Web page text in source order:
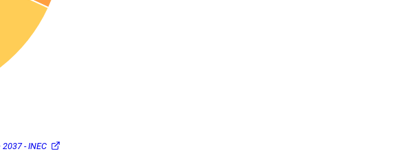
- INEC